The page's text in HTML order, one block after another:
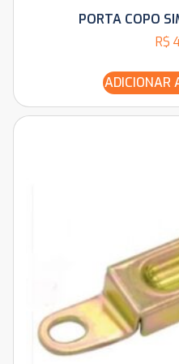
PORTA COPO
R$
ADICIONAR